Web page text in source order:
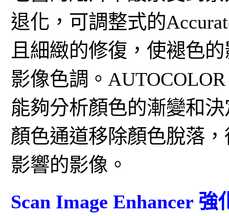
退化，可調整式的
且細緻的修復，使褪色
影像色調。
能夠分析顏色的漸變和
顏色通道移除顏色脫落
影響的影像。
Scan Image Enhancer